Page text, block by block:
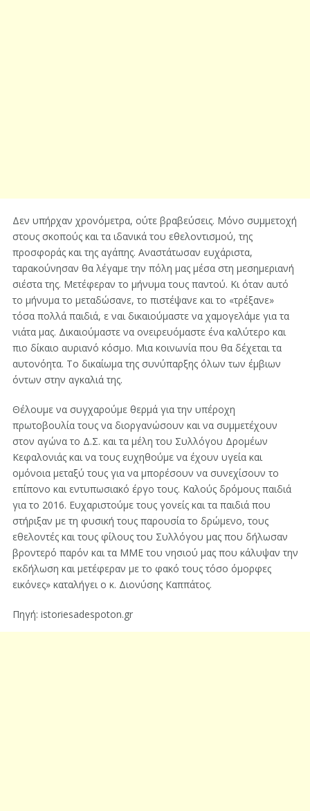
Δεν υπήρχαν χρονόμετρα, ούτε βραβεύσεις. Μόνο συμμετοχή
στους σκοπούς και τα ιδανικά του εθελοντισμού, της
προσφοράς και της αγάπης. Αναστάτωσαν ευχάριστα,
ταρακούνησαν θα λέγαμε την πόλη μας μέσα στη μεσημεριανή
σιέστα της. Μετέφεραν το μήνυμα τους παντού. Κι όταν αυτό
το μήνυμα το μεταδώσανε, το πιστέψανε και το «τρέξανε»
τόσα πολλά παιδιά, ε ναι δικαιούμαστε να χαμογελάμε για τα
νιάτα μας. Δικαιούμαστε να ονειρευόμαστε ένα καλύτερο και
πιο δίκαιο αυριανό κόσμο. Μια κοινωνία που θα δέχεται τα
αυτονόητα. Το δικαίωμα της συνύπαρξης όλων των έμβιων
όντων στην αγκαλιά της.
Θέλουμε να συγχαρούμε θερμά για την υπέροχη
πρωτοβουλία τους να διοργανώσουν και να συμμετέχουν
στον αγώνα το Δ.Σ. και τα μέλη του Συλλόγου Δρομέων
Κεφαλονιάς και να τους ευχηθούμε να έχουν υγεία και
ομόνοια μεταξύ τους για να μπορέσουν να συνεχίσουν το
επίπονο και εντυπωσιακό έργο τους. Καλούς δρόμους παιδιά
για το 2016. Ευχαριστούμε τους γονείς και τα παιδιά που
στήριξαν με τη φυσική τους παρουσία το δρώμενο, τους
εθελοντές και τους φίλους του Συλλόγου μας που δήλωσαν
βροντερό παρόν και τα ΜΜΕ του νησιού μας που κάλυψαν την
εκδήλωση και μετέφεραν με το φακό τους τόσο όμορφες
εικόνες» καταλήγει ο κ. Διονύσης Καππάτος.
Πηγή: istoriesadespoton.gr